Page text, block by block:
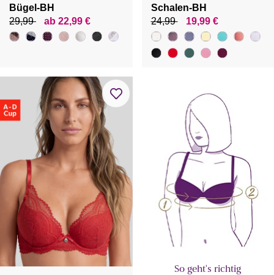
Bügel-BH
29,99
ab 22,99 €
Schalen-BH
24,99
19,99 €
So geht's richtig